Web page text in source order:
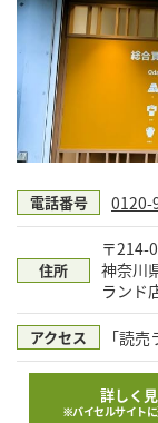
電話番号 0120-
住所
〒214-
神奈川
ランド
アクセス ｢読売
詳しく
※バイセルサイト